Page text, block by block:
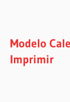
Modelo
Imprimir